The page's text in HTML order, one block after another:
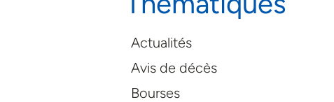
Actualités
Avis de décès
Bourses